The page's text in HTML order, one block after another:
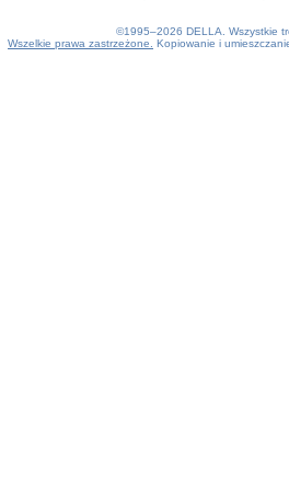
©1995–2026 DELLA. Wszystkie
Wszelkie prawa zastrzeżone.
Kopiowanie i